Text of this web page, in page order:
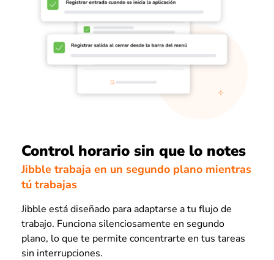
Control horario sin que lo notes
Jibble trabaja en un segundo plano mientras
tú trabajas
Jibble está diseñado para adaptarse a tu flujo de
trabajo. Funciona silenciosamente en segundo
plano, lo que te permite concentrarte en tus tareas
sin interrupciones.